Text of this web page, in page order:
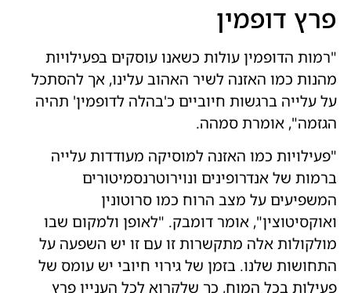
פרץ דופמין
"רמות הדופמין עולות כשאנו עוסקים בפעילויות
מהנות כמו האזנה לשיר האהוב עלינו, אך להסתכל
על עלייה ברגשות חיוביים כ'בהלה לדופמין' תהיה
הגזמה", אומרת סמהה.
"פעילויות כמו האזנה למוסיקה מעודדות עלייה
ברמות של אנדרופינים ונוירוטרנסמיטורים
המשפיעים על מצב הרוח כמו סרוטונין
ואוקסיטוצין", אומר דומבק. "לאופן ולמקום שבו
מולקולות אלה מתקשרות זו עם זו יש השפעה על
התחושות שלנו. בזמן של גירוי חיובי יש עומס של
פעילות בכל המוח, כך שלקרוא לכל העניין פרץ